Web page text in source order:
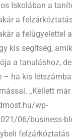
Iskolában a
a
a felügyelettel
kis segítség,
a tanuláshoz,
– ha kis
„Kellett
wp-
06/business-
felzárkóztatás